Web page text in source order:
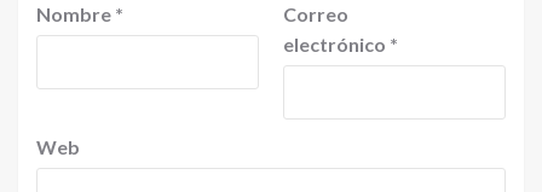
Nombre *
Correo
electrónico *
Web